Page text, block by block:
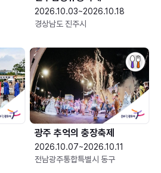
2026.10.03~2026.10.18
경상남도 진주시
광주 추억의 충장축제
2026.10.07~2026.10.11
전남광주통합특별시 동구